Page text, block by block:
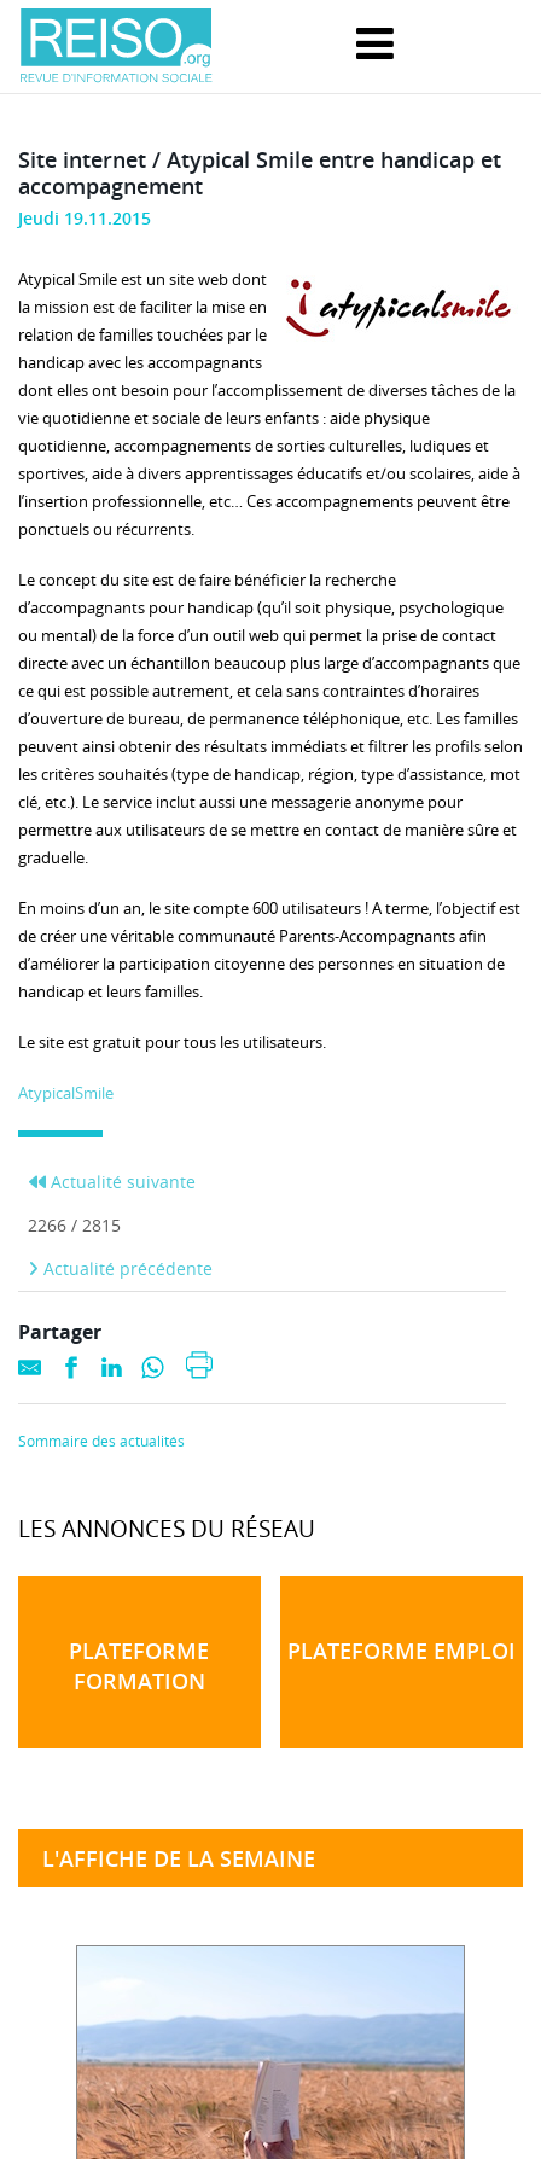
Site internet / Atypical Smile entre handicap et
accompagnement
Jeudi 19.11.2015
Atypical Smile est un site web dont
la mission est de faciliter la mise en
relation de familles touchées par le
handicap avec les accompagnants
dont elles ont besoin pour l’accomplissement de diverses tâches de la
vie quotidienne et sociale de leurs enfants : aide physique
quotidienne, accompagnements de sorties culturelles, ludiques et
sportives, aide à divers apprentissages éducatifs et/ou scolaires, aide à
l’insertion professionnelle, etc… Ces accompagnements peuvent être
ponctuels ou récurrents.
Le concept du site est de faire bénéficier la recherche
d’accompagnants pour handicap (qu’il soit physique, psychologique
ou mental) de la force d’un outil web qui permet la prise de contact
directe avec un échantillon beaucoup plus large d’accompagnants que
ce qui est possible autrement, et cela sans contraintes d’horaires
d’ouverture de bureau, de permanence téléphonique, etc. Les familles
peuvent ainsi obtenir des résultats immédiats et filtrer les profils selon
les critères souhaités (type de handicap, région, type d’assistance, mot
clé, etc.). Le service inclut aussi une messagerie anonyme pour
permettre aux utilisateurs de se mettre en contact de manière sûre et
graduelle.
En moins d’un an, le site compte 600 utilisateurs ! A terme, l’objectif est
de créer une véritable communauté Parents-Accompagnants afin
d’améliorer la participation citoyenne des personnes en situation de
handicap et leurs familles.
Le site est gratuit pour tous les utilisateurs.
AtypicalSmile
Actualité suivante
2266 / 2815
Actualité précédente
Partager
Sommaire des actualités
LES ANNONCES DU RÉSEAU
PLATEFORME
FORMATION
PLATEFORME EMPLOI
L'AFFICHE DE LA SEMAINE